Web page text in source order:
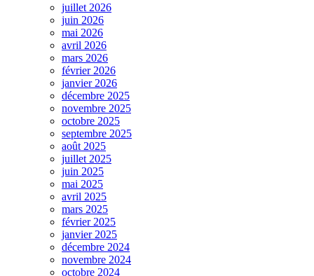
juillet 2026
juin 2026
mai 2026
avril 2026
mars 2026
février 2026
janvier 2026
décembre 2025
novembre 2025
octobre 2025
septembre 2025
août 2025
juillet 2025
juin 2025
mai 2025
avril 2025
mars 2025
février 2025
janvier 2025
décembre 2024
novembre 2024
octobre 2024